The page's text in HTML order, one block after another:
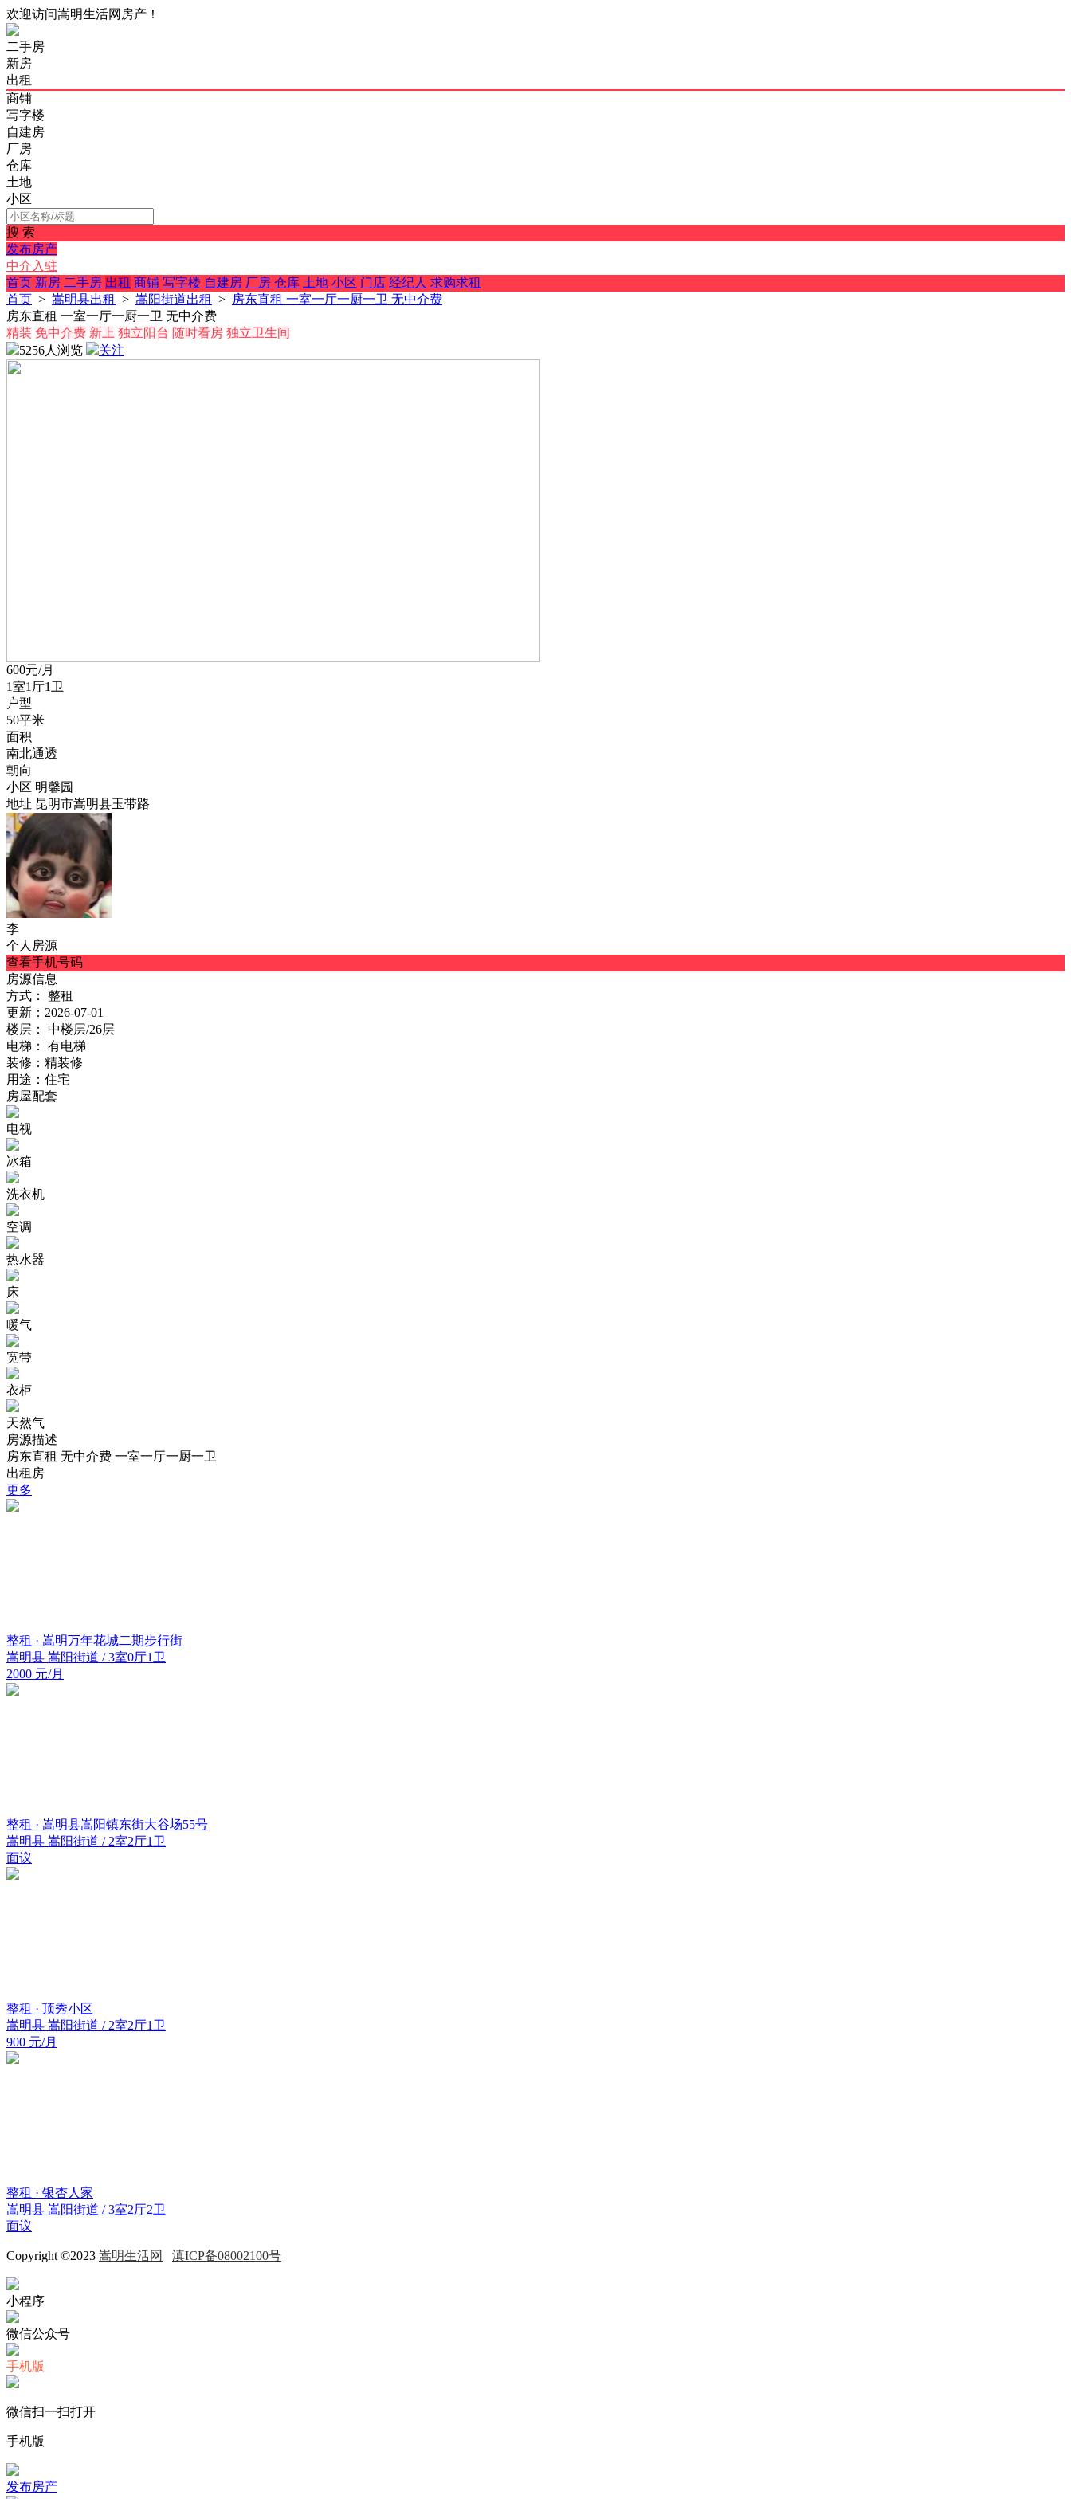
欢迎访问嵩明生活网房产！
二手房
新房
出租
商铺
写字楼
自建房
厂房
仓库
土地
小区
搜 索
发布房产
中介入驻
首页 新房 二手房 出租 商铺 写字楼 自建房 厂房 仓库 土地 小区 门店 经纪人 求购求租
首页 > 嵩明县出租 > 嵩阳街道出租 > 房东直租 一室一厅一厨一卫 无中介费
房东直租 一室一厅一厨一卫 无中介费
精装 免中介费 新上 独立阳台 随时看房 独立卫生间
5256人浏览
关注
600元/月
1室1厅1卫
户型
50平米
面积
南北通透
朝向
小区 明馨园
地址 昆明市嵩明县玉带路
李
个人房源
查看手机号码
房源信息
方式：
整租
更新： 2026-07-01
楼层：
中楼层/26层
电梯：
有电梯
装修： 精装修
用途： 住宅
房屋配套
电视
冰箱
洗衣机
空调
热水器
床
暖气
宽带
衣柜
天然气
房源描述
房东直租 无中介费 一室一厅一厨一卫
出租房
更多
整租 · 嵩明万年花城二期步行街
嵩明县 嵩阳街道 / 3室0厅1卫
2000 元/月
整租 · 嵩明县嵩阳镇东街大谷场55号
嵩明县 嵩阳街道 / 2室2厅1卫
面议
整租 · 顶秀小区
嵩明县 嵩阳街道 / 2室2厅1卫
900 元/月
整租 · 银杏人家
嵩明县 嵩阳街道 / 3室2厅2卫
面议
Copyright ©2023 嵩明生活网 滇ICP备08002100号
小程序
微信公众号
手机版
微信扫一扫打开
手机版
发布房产